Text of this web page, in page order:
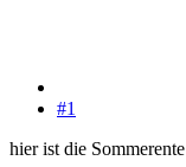
#1
hier ist die